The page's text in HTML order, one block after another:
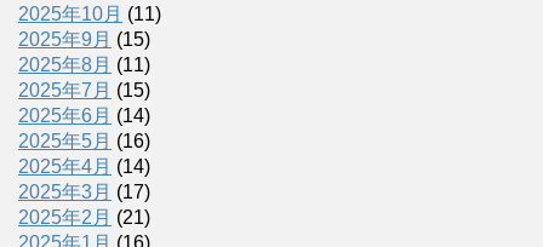
2025年10月 (11)
2025年9月 (15)
2025年8月 (11)
2025年7月 (15)
2025年6月 (14)
2025年5月 (16)
2025年4月 (14)
2025年3月 (17)
2025年2月 (21)
2025年1月 (16)